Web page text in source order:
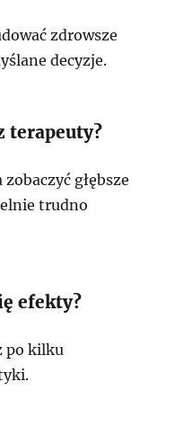
zdrowsze
decyzje.
terapeuty?
głębsze
trudno
efekty?
po kilku